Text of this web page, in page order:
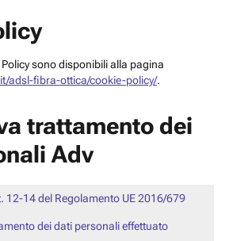
sono disponibili alla pagina
adsl-fibra-ottica/cookie-policy/.
trattamento dei
Adv
12-14 del Regolamento UE 2016/679
dei dati personali effettuato